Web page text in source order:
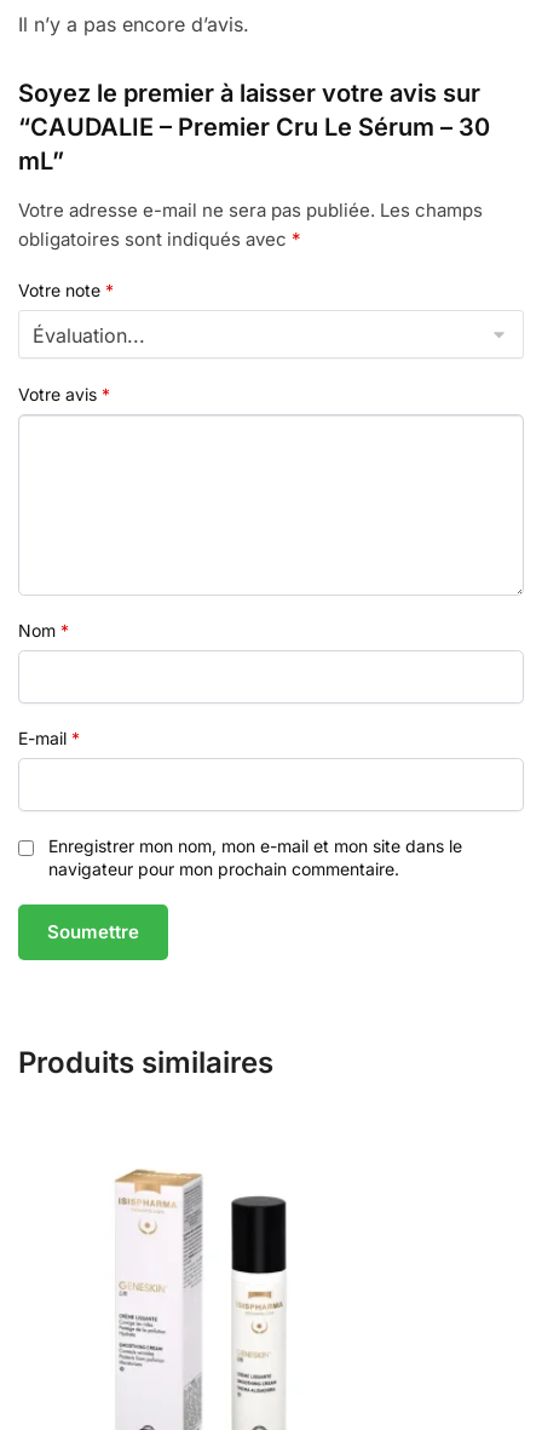
Il n’y a pas encore d’avis.
Soyez le premier à laisser votre avis sur
“CAUDALIE – Premier Cru Le Sérum – 30
mL”
Votre adresse e-mail ne sera pas publiée. Les champs
obligatoires sont indiqués avec *
Votre note *
Votre avis *
Nom *
E-mail *
Enregistrer mon nom, mon e-mail et mon site dans le
navigateur pour mon prochain commentaire.
Produits similaires